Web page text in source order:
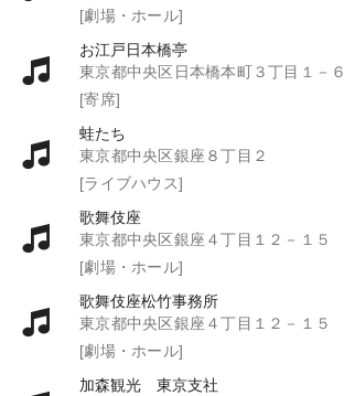
[劇場・ホール]
お江戸日本橋亭
東京都中央区日本橋本町３丁目１－６
[寄席]
蛙たち
東京都中央区銀座８丁目２
[ライブハウス]
歌舞伎座
東京都中央区銀座４丁目１２－１５
[劇場・ホール]
歌舞伎座松竹事務所
東京都中央区銀座４丁目１２－１５
[劇場・ホール]
加森観光 東京支社